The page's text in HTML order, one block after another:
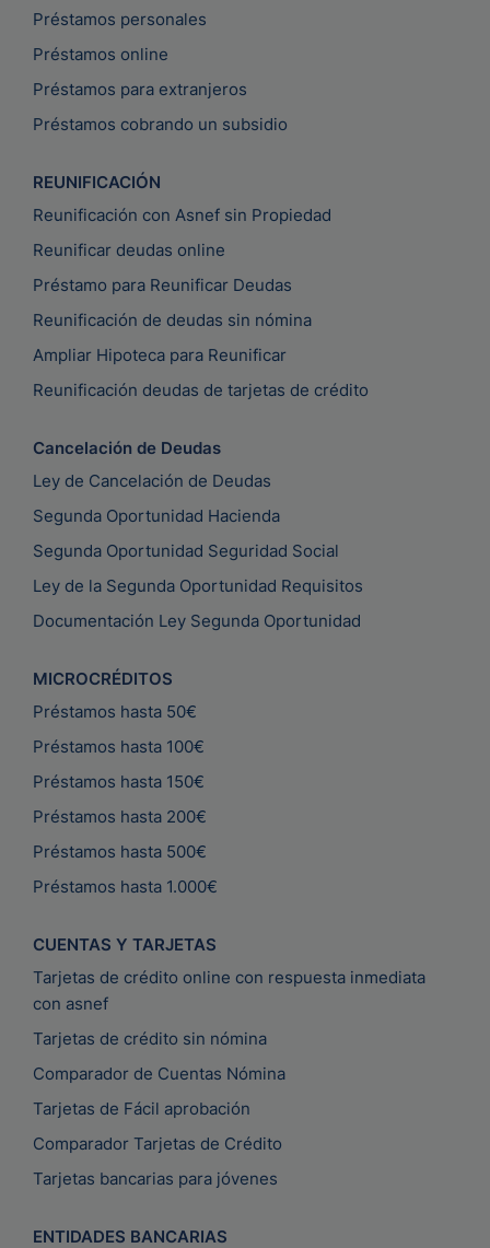
Préstamos personales
Préstamos online
Préstamos para extranjeros
Préstamos cobrando un subsidio
REUNIFICACIÓN
Reunificación con Asnef sin Propiedad
Reunificar deudas online
Préstamo para Reunificar Deudas
Reunificación de deudas sin nómina
Ampliar Hipoteca para Reunificar
Reunificación deudas de tarjetas de crédito
Cancelación de Deudas
Ley de Cancelación de Deudas
Segunda Oportunidad Hacienda
Segunda Oportunidad Seguridad Social
Ley de la Segunda Oportunidad Requisitos
Documentación Ley Segunda Oportunidad
MICROCRÉDITOS
Préstamos hasta 50€
Préstamos hasta 100€
Préstamos hasta 150€
Préstamos hasta 200€
Préstamos hasta 500€
Préstamos hasta 1.000€
CUENTAS Y TARJETAS
Tarjetas de crédito online con respuesta inmediata
con asnef
Tarjetas de crédito sin nómina
Comparador de Cuentas Nómina
Tarjetas de Fácil aprobación
Comparador Tarjetas de Crédito
Tarjetas bancarias para jóvenes
ENTIDADES BANCARIAS